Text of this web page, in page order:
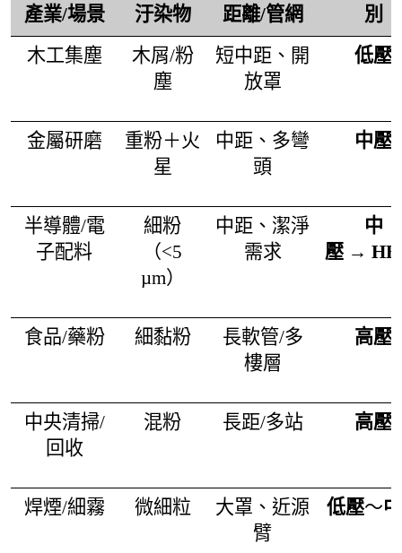
產業/場景 汙染物 距離/管網
別
木工集塵
木屑/粉
塵
短中距、開
放罩
低壓
金屬研磨
重粉＋火
星
中距、多彎
頭
中壓
半導體/電
子配料
細粉
（<5
µm）
中距、潔淨
需求
中
壓 →
食品/藥粉 細黏粉
長軟管/多
樓層
高壓
中央清掃/
回收
混粉 長距/多站 高壓
焊煙/細霧 微細粒
大罩、近源
臂
低壓～